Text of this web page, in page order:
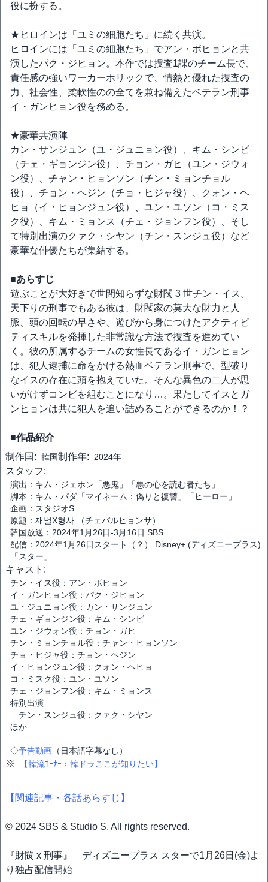
役に扮する。
★ヒロインは「ユミの細胞たち」に続く共演。
ヒロインには「ユミの細胞たち」でアン・ボヒョンと共
演したパク・ジヒョン。本作では捜査1課のチーム長で、
責任感の強いワーカーホリックで、情熱と優れた捜査の
力、社会性、柔軟性のの全てを兼ね備えたベテラン刑事
イ・ガンヒョン役を務める。
★豪華共演陣
カン・サンジュン（ユ・ジュニョン役）、キム・シンビ
（チェ・ギョンジン役）、チョン・ガヒ（ユン・ジウォ
ン役）、チャン・ヒョンソン（チン・ミョンチョル
役）、チョン・ヘジン（チョ・ヒジャ役）、クォン・ヘ
ヒョ（イ・ヒョンジュン役）、ユン・ユソン（コ・ミス
ク役）、キム・ミョンス（チェ・ジョンフン役）、そし
て特別出演のクァク・シヤン（チン・スンジュ役）など
豪華な俳優たちが集結する。
■あらすじ
遊ぶことが大好きで世間知らずな財閥 3 世チン・イス。
天下りの刑事でもある彼は、財閥家の莫大な財力と人
脈、頭の回転の早さや、遊びから身につけたアクティビ
ティスキルを発揮した非常識な方法で捜査を進めてい
く。彼の所属するチームの女性長であるイ・ガンヒョン
は、犯人逮捕に命をかける熱血ベテラン刑事で、型破り
なイスの存在に頭を抱えていた。そんな異色の二人が思
いがけずコンビを組むことになり…。果たしてイスとガ
ンヒョンは共に犯人を追い詰めることができるのか！？
■作品紹介
制作国: 韓国制作年: 2024年
スタッフ:
演出：キム・ジェホン「悪鬼」「悪の心を読む者たち」
脚本：キム・パダ「マイネーム：偽りと復讐」「ヒーロー」
企画：スタジオS
原題：재벌X형사 （チェバルヒョンサ）
韓国放送：2024年1月26日-3月16日 SBS
配信：2024年1月26日スタート（？） Disney+ (ディズニープラス)
「スター」
キャスト:
チン・イス役：アン・ボヒョン
イ・ガンヒョン役：パク・ジヒョン
ユ・ジュニョン役：カン・サンジュン
チェ・ギョンジン役：キム・シンビ
ユン・ジウォン役：チョン・ガヒ
チン・ミョンチョル役：チャン・ヒョンソン
チョ・ヒジャ役：チョン・ヘジン
イ・ヒョンジュン役：クォン・ヘヒョ
コ・ミスク役：ユン・ユソン
チェ・ジョンフン役：キム・ミョンス
特別出演
チン・スンジュ役：クァク・シヤン
ほか
◇予告動画 （日本語字幕なし）
※ 【韓流ｺｰﾅｰ：韓ドラここが知りたい】
【関連記事・各話あらすじ】
© 2024 SBS & Studio S. All rights reserved.
『財閥 x 刑事』 ディズニープラス スターで1月26日(金)よ
り独占配信開始